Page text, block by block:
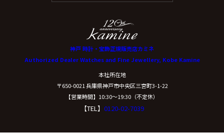
神戸 時計・宝飾正規販売店カミネ
Authorized Dealer Watches and Fine Jewellery, Kobe Kamine
本社所在地
〒650-0021 兵庫県神戸市中央区三宮町3-1-22
【営業時間】10:30〜19:30（不定休）
【TEL】 0120-02-7039